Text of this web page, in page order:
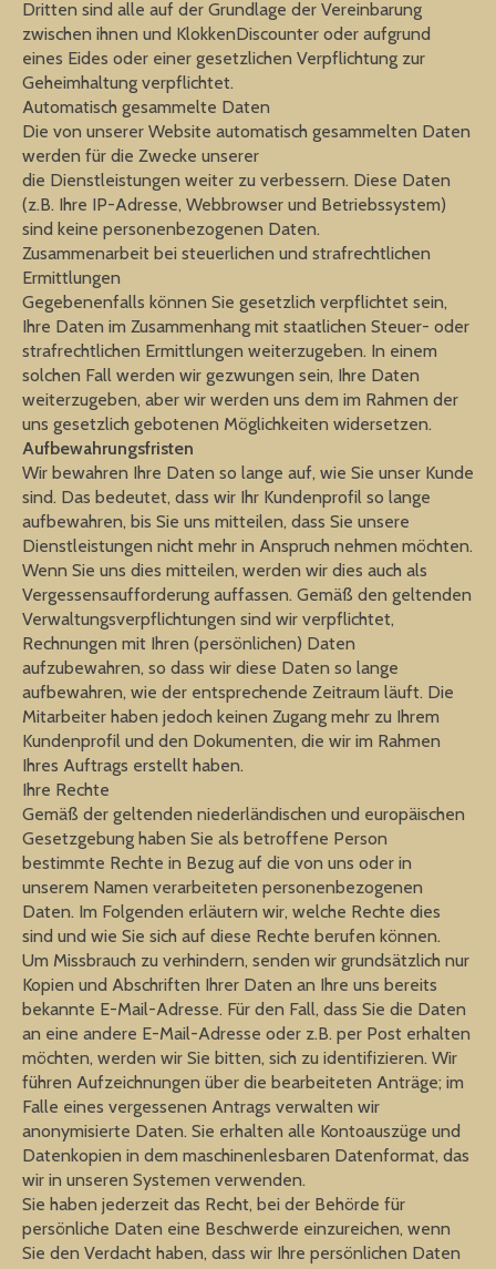
Dritten sind alle auf der Grundlage der Vereinbarung
zwischen ihnen und KlokkenDiscounter oder aufgrund
eines Eides oder einer gesetzlichen Verpflichtung zur
Geheimhaltung verpflichtet.
Automatisch gesammelte Daten
Die von unserer Website automatisch gesammelten Daten
werden für die Zwecke unserer
die Dienstleistungen weiter zu verbessern. Diese Daten
(z.B. Ihre IP-Adresse, Webbrowser und Betriebssystem)
sind keine personenbezogenen Daten.
Zusammenarbeit bei steuerlichen und strafrechtlichen
Ermittlungen
Gegebenenfalls können Sie gesetzlich verpflichtet sein,
Ihre Daten im Zusammenhang mit staatlichen Steuer- oder
strafrechtlichen Ermittlungen weiterzugeben. In einem
solchen Fall werden wir gezwungen sein, Ihre Daten
weiterzugeben, aber wir werden uns dem im Rahmen der
uns gesetzlich gebotenen Möglichkeiten widersetzen.
Aufbewahrungsfristen
Wir bewahren Ihre Daten so lange auf, wie Sie unser Kunde
sind. Das bedeutet, dass wir Ihr Kundenprofil so lange
aufbewahren, bis Sie uns mitteilen, dass Sie unsere
Dienstleistungen nicht mehr in Anspruch nehmen möchten.
Wenn Sie uns dies mitteilen, werden wir dies auch als
Vergessensaufforderung auffassen. Gemäß den geltenden
Verwaltungsverpflichtungen sind wir verpflichtet,
Rechnungen mit Ihren (persönlichen) Daten
aufzubewahren, so dass wir diese Daten so lange
aufbewahren, wie der entsprechende Zeitraum läuft. Die
Mitarbeiter haben jedoch keinen Zugang mehr zu Ihrem
Kundenprofil und den Dokumenten, die wir im Rahmen
Ihres Auftrags erstellt haben.
Ihre Rechte
Gemäß der geltenden niederländischen und europäischen
Gesetzgebung haben Sie als betroffene Person
bestimmte Rechte in Bezug auf die von uns oder in
unserem Namen verarbeiteten personenbezogenen
Daten. Im Folgenden erläutern wir, welche Rechte dies
sind und wie Sie sich auf diese Rechte berufen können.
Um Missbrauch zu verhindern, senden wir grundsätzlich nur
Kopien und Abschriften Ihrer Daten an Ihre uns bereits
bekannte E-Mail-Adresse. Für den Fall, dass Sie die Daten
an eine andere E-Mail-Adresse oder z.B. per Post erhalten
möchten, werden wir Sie bitten, sich zu identifizieren. Wir
führen Aufzeichnungen über die bearbeiteten Anträge; im
Falle eines vergessenen Antrags verwalten wir
anonymisierte Daten. Sie erhalten alle Kontoauszüge und
Datenkopien in dem maschinenlesbaren Datenformat, das
wir in unseren Systemen verwenden.
Sie haben jederzeit das Recht, bei der Behörde für
persönliche Daten eine Beschwerde einzureichen, wenn
Sie den Verdacht haben, dass wir Ihre persönlichen Daten